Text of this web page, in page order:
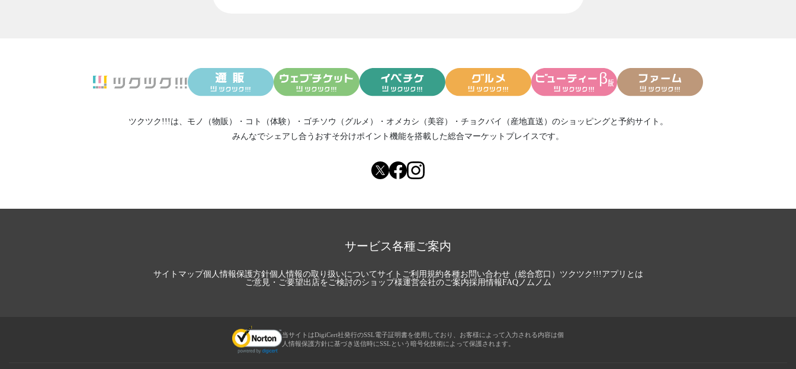
ツクツク!!!は、 モノ（物販） ・ コト（体験） ・ ゴチソウ（グルメ） ・ オメカシ（美容） ・ チョクバイ（産地直送） のショッピングと予約サイト。
みんなでシェアし合う おすそ分けポイント機能を搭載した総合マーケットプレイスです。
サービス各種ご案内
サイトマップ個人情報保護方針個人情報の取り扱いについてサイトご利用規約各種お問い合わせ（総合窓口） ツクツク!!!アプリとは
ご意見・ご要望出店をご検討のショップ様運営会社のご案内採用情報FAQノムノム
当サイトはDigiCert社発行のSSL電子証明書を使用しており、お客様によって入力される内容は個
人情報保護方針に基づき送信時にSSLという暗号化技術によって保護されます。